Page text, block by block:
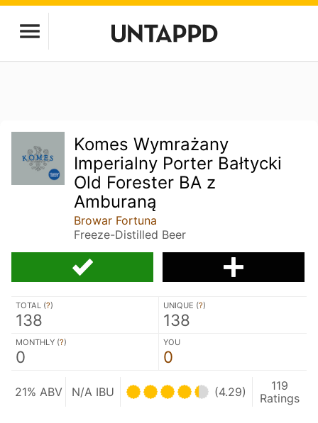
Komes Wymrażany
Imperialny Porter Bałtycki
Old Forester BA z
Amburaną
Browar Fortuna
Freeze-Distilled Beer
TOTAL (?)
138
UNIQUE (?)
138
MONTHLY (?)
0
YOU
0
21% ABV N/A IBU (4.29)
119
Ratings